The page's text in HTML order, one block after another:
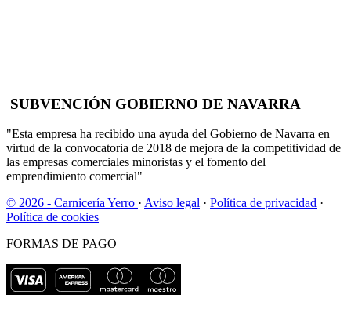
SUBVENCIÓN GOBIERNO DE NAVARRA
"Esta empresa ha recibido una ayuda del Gobierno de Navarra en
virtud de la convocatoria de 2018 de mejora de la competitividad de
las empresas comerciales minoristas y el fomento del
emprendimiento comercial"
© 2026 - Carnicería Yerro · Aviso legal · Política de privacidad ·
Política de cookies
FORMAS DE PAGO